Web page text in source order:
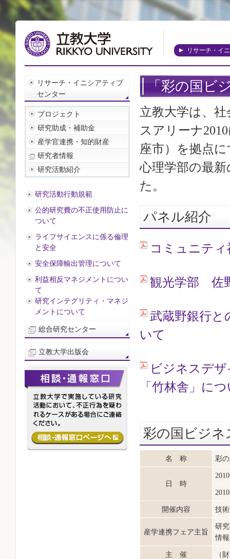
リサーチ・イ
「彩の国ビ
立教大学は、
スアリーナ
座市）を拠点
心理学部の最
た。
パネル紹介
コミュニテ
観光学部 佐
武蔵野銀行と
いて
ビジネスデ
「竹林舎」に
彩の国ビジネ
名 称 彩
日 時
開催内容 技
産学連携フェア主旨
研
情
主 催 （
リサーチ・イニシアティブ
センター
プロジェクト
研究助成・補助金
産学官連携・知的財産
研究者情報
研究活動紹介
研究活動行動規範
公的研究費の不正使用防止に
ついて
ライフサイエンスに係る倫理
と安全
安全保障輸出管理について
利益相反マネジメントについ
て
研究インテグリティ・マネジ
メントについて
総合研究センター
立教大学出版会